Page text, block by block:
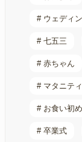
# ウェディ
# 七五三
# 赤ちゃん
# マタニテ
# お食い初
# 卒業式